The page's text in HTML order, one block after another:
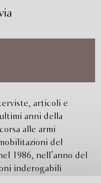
articoli e
anni della
alle armi
del
1986, nell’anno del
inderogabili